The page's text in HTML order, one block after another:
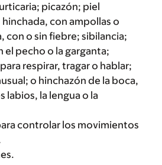
picazón; piel
con ampollas o
con o sin fiebre; sibilancia;
el pecho o la garganta;
respirar, tragar o hablar;
o hinchazón de la boca,
labios, la lengua o la
controlar los movimientos